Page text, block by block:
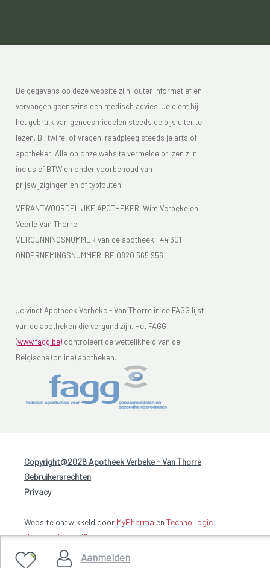
Aanmelden
De gegevens op deze website zijn louter informatief en
vervangen geenszins een medisch advies. Je dient bij
het gebruik van geneesmiddelen steeds de bijsluiter te
lezen. Bij twijfel of vragen, raadpleeg steeds je arts of
apotheker. Alle op onze website vermelde prijzen zijn
inclusief BTW en onder voorbehoud van
prijswijzigingen en of typfouten.
VERANTWOORDELIJKE APOTHEKER: Wim Verbeke en
Veerle Van Thorre
VERGUNNINGSNUMMER van de apotheek : 441301
ONDERNEMINGSNUMMER: BE 0820 565 956
Je vindt Apotheek Verbeke - Van Thorre in de FAGG lijst
van de apotheken die vergund zijn. Het FAGG
(www.fagg.be) controleert de wettelikheid van de
Belgische (online) apotheken.
Copyright@2026 Apotheek Verbeke - Van Thorre
Gebruikersrechten
Privacy
Website ontwikkeld door MyPharma en TechnoLogic
Hosting door @iPower